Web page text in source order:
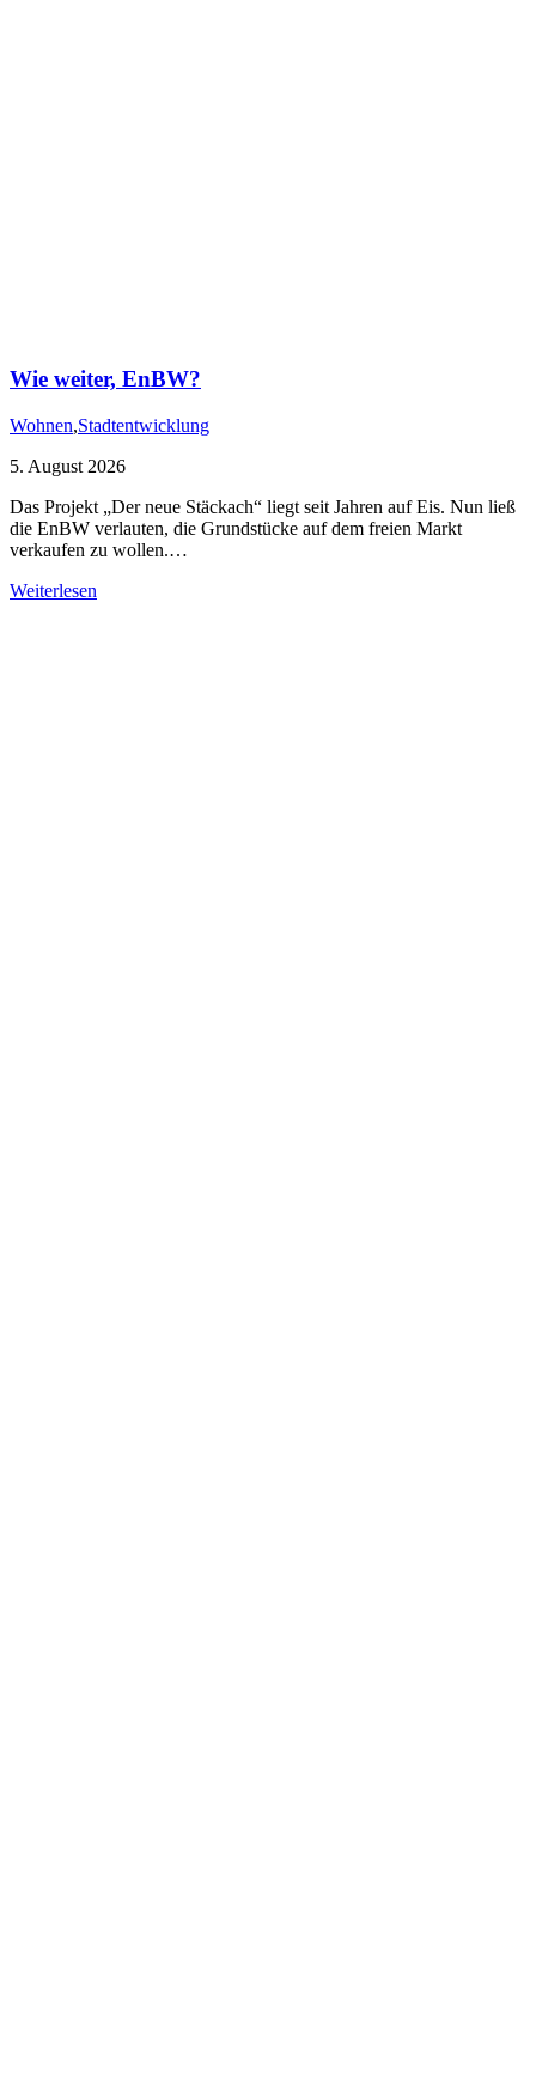
Wie weiter, EnBW?
Wohnen,Stadtentwicklung
5. August 2026
Das Projekt „Der neue Stäckach“ liegt seit Jahren auf Eis. Nun ließ
die EnBW verlauten, die Grundstücke auf dem freien Markt
verkaufen zu wollen.…
Weiterlesen